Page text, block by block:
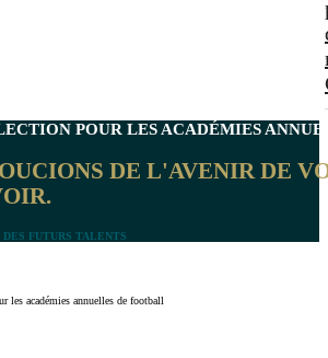
POUR LES ACADÉMIES
DE L'AVENIR DE
FUTURS TALENTS
les académies annuelles de football